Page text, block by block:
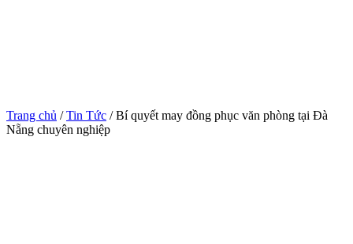
Trang chủ /Tin Tức / Bí quyết may đồng phục văn phòng tại Đà
Nẵng chuyên nghiệp